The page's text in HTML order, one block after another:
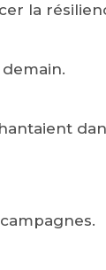
la